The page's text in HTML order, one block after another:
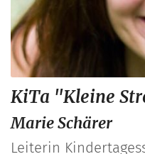
KiTa "Kleine
MarieSchärer
Leiterin